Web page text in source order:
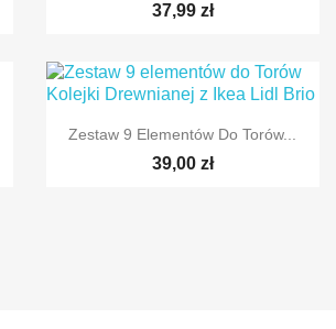
37,99 zł
 Szybki podgląd
Zestaw 9 Elementów Do Torów...
39,00 zł